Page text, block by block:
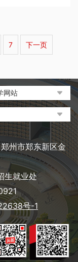
7 下一页
网站
府门户网站
教育与成人教育网
育厅
业教育与成人教育
育局政务网
信息网
教育馆
和科研计算机网
南网络广播电视台
州市郑东新区金
生就业处
号-1